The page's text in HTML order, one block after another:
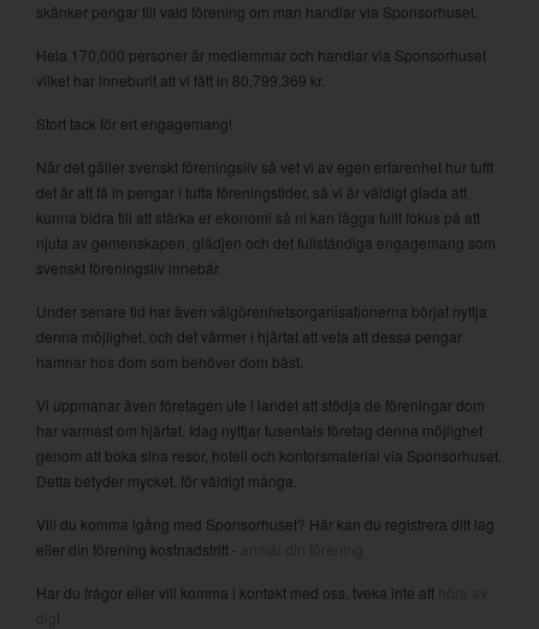
skänker pengar till vald förening om man handlar via Sponsorhuset.
Hela 170,000 personer är medlemmar och handlar via Sponsorhuset
vilket har inneburit att vi fått in 80,799,369 kr.
Stort tack för ert engagemang!
När det gäller svenskt föreningsliv så vet vi av egen erfarenhet hur tufft
det är att få in pengar i tuffa föreningstider, så vi är väldigt glada att
kunna bidra till att stärka er ekonomi så ni kan lägga fullt fokus på att
njuta av gemenskapen, glädjen och det fullständiga engagemang som
svenskt föreningsliv innebär.
Under senare tid har även välgörenhetsorganisationerna börjat nyttja
denna möjlighet, och det värmer i hjärtat att veta att dessa pengar
hamnar hos dom som behöver dom bäst.
Vi uppmanar även företagen ute i landet att stödja de föreningar dom
har varmast om hjärtat. Idag nyttjar tusentals företag denna möjlighet
genom att boka sina resor, hotell och kontorsmaterial via Sponsorhuset.
Detta betyder mycket, för väldigt många.
Vill du komma igång med Sponsorhuset? Här kan du registrera ditt lag
eller din förening kostnadsfritt -
anmäl din förening
Har du frågor eller vill komma i kontakt med oss, tveka inte att höra av
!